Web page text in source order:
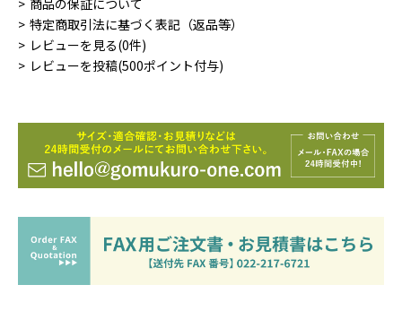
特定商取引法に基づく表記（返品等）
レビューを見る(0件)
レビューを投稿(500ポイント付与)